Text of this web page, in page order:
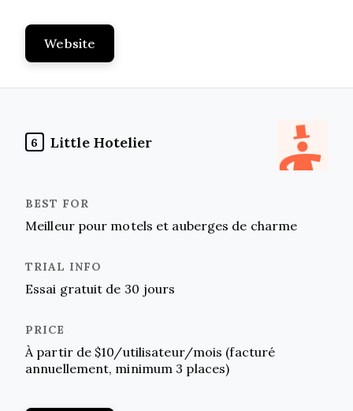
Website
6 Little Hotelier
Meilleur pour motels et auberges de charme
Essai gratuit de 30 jours
À partir de $10/utilisateur/mois (facturé
annuellement, minimum 3 places)